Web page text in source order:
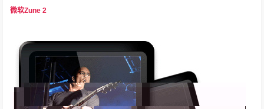
微软Zune 2